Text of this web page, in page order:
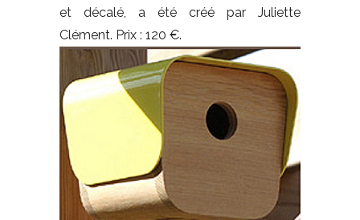
et décalé, a été créé par Juliette
Clément. Prix : 120 €.